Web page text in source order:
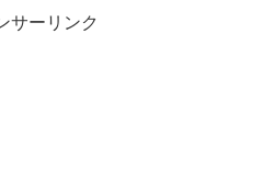
サーリンク